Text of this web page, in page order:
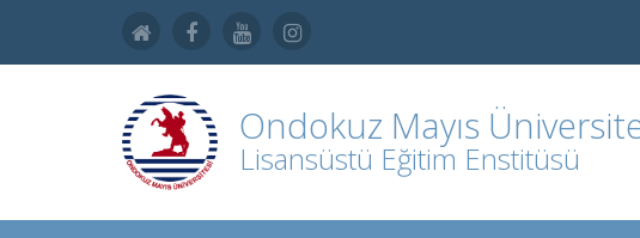
Ondokuz Mayıs
Lisansüstü Eğitim Enstitüsü